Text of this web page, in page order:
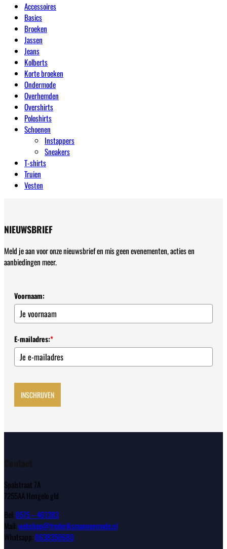
Accessoires
Basics
Broeken
Jassen
Jeans
Kolberts
Korte broeken
Ondermode
Overhemden
Overshirts
Poloshirts
Schoenen
Instappers
Sneakers
T-shirts
Truien
Vesten
NIEUWSBRIEF
Meld je aan voor onze nieuwsbrief en mis geen evenementen, acties en
aanbiedingen meer.
Voornaam:
E-mailadres:*
INSCHRIJVEN
Contact
Spalstraat 7A
7255AA Hengelo gld
Bel:0575 – 461383
Mail:webshop@frederiksmannenmode.nl
Whatsapp:0638350680